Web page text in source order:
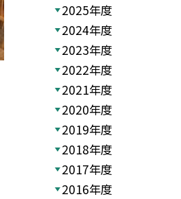
2025年度
2024年度
2023年度
2022年度
2021年度
2020年度
2019年度
2018年度
2017年度
2016年度